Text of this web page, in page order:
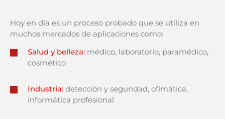
Hoy en día es un proceso probado que se utiliza en
muchos mercados de aplicaciones como:
Salud y belleza: médico, laboratorio, paramédico,
cosmético
Industria: detección y seguridad, ofimática,
informática profesional